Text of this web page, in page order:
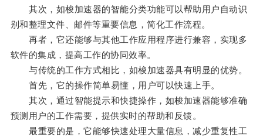
其次，如梭加速器的智能分类功能可以帮助用户自动识
别和整理文件、邮件等重要信息，简化工作流程。
再者，它还能够与其他工作应用程序进行兼容，实现多
软件的集成，提高工作的协同效率。
与传统的工作方式相比，如梭加速器具有明显的优势。
首先，它的操作简单易懂，用户可以快速上手。
其次，通过智能提示和快捷操作，如梭加速器能够准确
预测用户的工作需要，提供实时的帮助和反馈。
最重要的是，它能够快速处理大量信息，减少重复性工